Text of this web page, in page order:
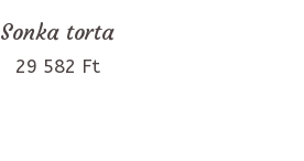
Sonka torta
29 582 Ft